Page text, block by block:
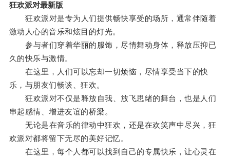
狂欢派对最新版
狂欢派对是专为人们提供畅快享受的场所，通常伴随着
激动人心的音乐和炫目的灯光。
参与者们穿着华丽的服饰，尽情舞动身体，释放压抑已
久的快乐与激情。
在这里，人们可以忘却一切烦恼，尽情享受当下的快
乐，与朋友们畅谈、狂欢。
狂欢派对不仅是释放自我、放飞思绪的舞台，也是人们
串起感情、增进友谊的桥梁。
无论是在音乐的律动中狂欢，还是在欢笑声中尽兴，狂
欢派对都将留下无尽的美好记忆。
在这里，每个人都可以找到自己的专属快乐，让心灵在